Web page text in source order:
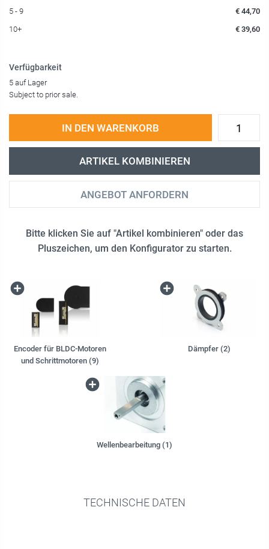
5 - 9 € 44,70
10+ € 39,60
Verfügbarkeit
5 auf Lager
Subject to prior sale.
IN DEN WARENKORB
ARTIKEL KOMBINIEREN
ANGEBOT ANFORDERN
Bitte klicken Sie auf "Artikel kombinieren" oder das
Pluszeichen, um den Konfigurator zu starten.
Encoder für BLDC-Motoren
und Schrittmotoren (9)
Dämpfer (2)
Wellenbearbeitung (1)
TECHNISCHE DATEN